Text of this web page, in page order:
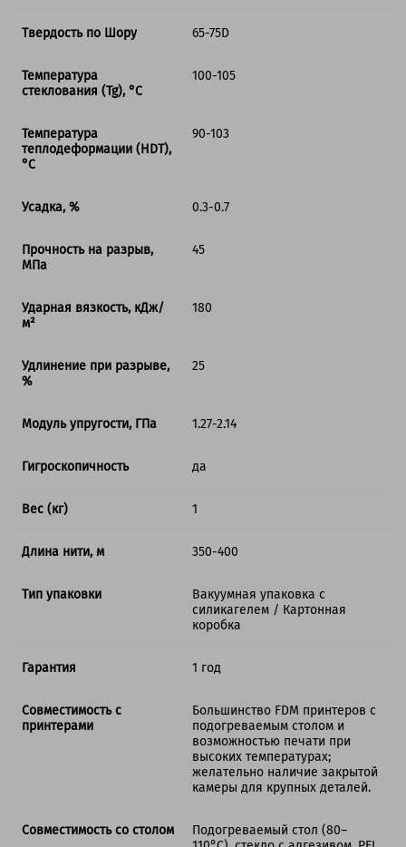
Твердость по Шору 65-75D
Температура
стеклования (Tg), °C
100-105
Температура
теплодеформации (HDT),
°C
90-103
Усадка, % 0.3-0.7
Прочность на разрыв,
МПа
45
Ударная вязкость, кДж/
м²
180
Удлинение при разрыве,
%
25
Модуль упругости, ГПа 1.27-2.14
Гигроскопичность да
Вес (кг) 1
Длина нити, м 350-400
Тип упаковки
Вакуумная упаковка с
силикагелем / Картонная
коробка
Гарантия 1 год
Совместимость с
принтерами
Большинство FDM принтеров с
подогреваемым столом и
возможностью печати при
высоких температурах;
желательно наличие закрытой
камеры для крупных деталей.
Совместимость со столом
Подогреваемый стол (80–